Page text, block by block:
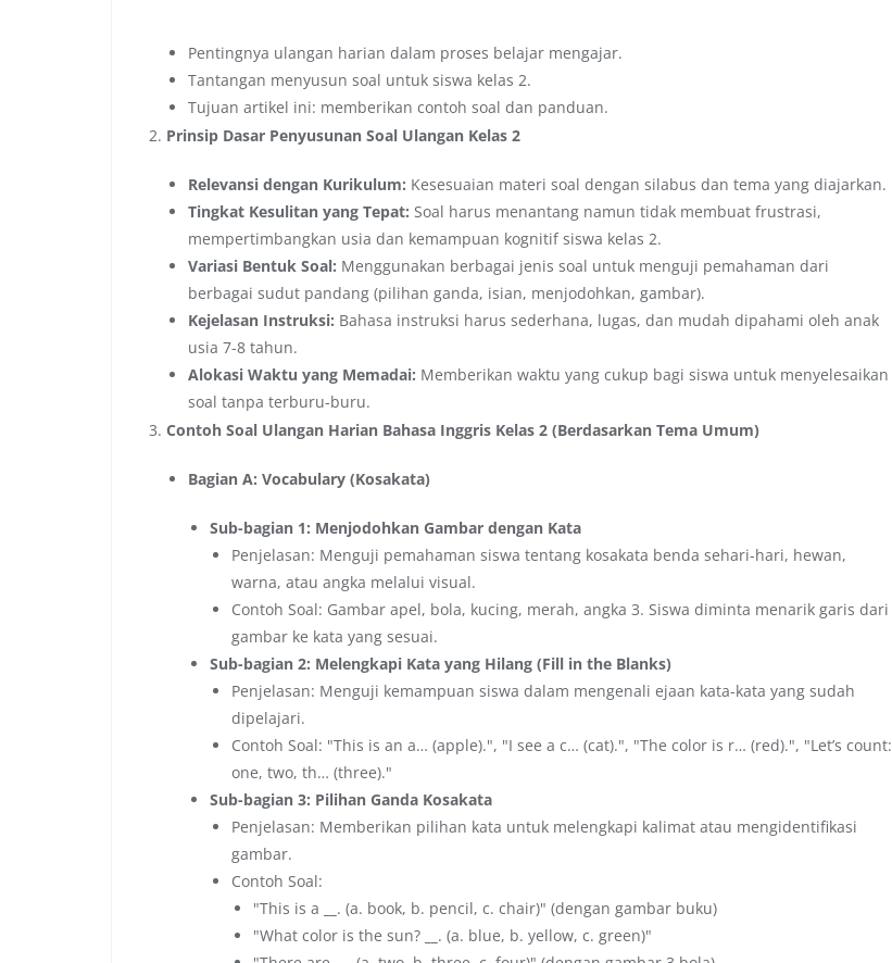
Pentingnya ulangan harian dalam proses belajar mengajar.
Tantangan menyusun soal untuk siswa kelas 2.
Tujuan artikel ini: memberikan contoh soal dan panduan.
Prinsip Dasar Penyusunan Soal Ulangan Kelas 2
Relevansi dengan Kurikulum: Kesesuaian materi soal dengan silabus dan tema yang diajarkan.
Tingkat Kesulitan yang Tepat: Soal harus menantang namun tidak membuat frustrasi,
mempertimbangkan usia dan kemampuan kognitif siswa kelas 2.
Variasi Bentuk Soal: Menggunakan berbagai jenis soal untuk menguji pemahaman dari
berbagai sudut pandang (pilihan ganda, isian, menjodohkan, gambar).
Kejelasan Instruksi: Bahasa instruksi harus sederhana, lugas, dan mudah dipahami oleh anak
usia 7-8 tahun.
Alokasi Waktu yang Memadai: Memberikan waktu yang cukup bagi siswa untuk menyelesaikan
soal tanpa terburu-buru.
Contoh Soal Ulangan Harian Bahasa Inggris Kelas 2 (Berdasarkan Tema Umum)
Bagian A: Vocabulary (Kosakata)
Sub-bagian 1: Menjodohkan Gambar dengan Kata
Penjelasan: Menguji pemahaman siswa tentang kosakata benda sehari-hari, hewan,
warna, atau angka melalui visual.
Contoh Soal: Gambar apel, bola, kucing, merah, angka 3. Siswa diminta menarik garis dari
gambar ke kata yang sesuai.
Sub-bagian 2: Melengkapi Kata yang Hilang (Fill in the Blanks)
Penjelasan: Menguji kemampuan siswa dalam mengenali ejaan kata-kata yang sudah
dipelajari.
Contoh Soal: "This is an a… (apple).", "I see a c… (cat).", "The color is r… (red).", "Let’s count:
one, two, th… (three)."
Sub-bagian 3: Pilihan Ganda Kosakata
Penjelasan: Memberikan pilihan kata untuk melengkapi kalimat atau mengidentifikasi
gambar.
Contoh Soal:
"This is a
. (a. book, b. pencil, c. chair)" (dengan gambar buku)
"What color is the sun?
. (a. blue, b. yellow, c. green)"